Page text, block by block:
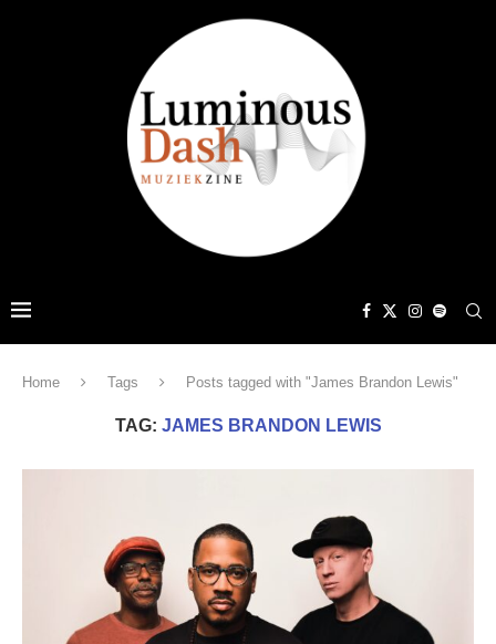
Home Tags Posts tagged with "James Brandon Lewis"
TAG: JAMES BRANDON LEWIS